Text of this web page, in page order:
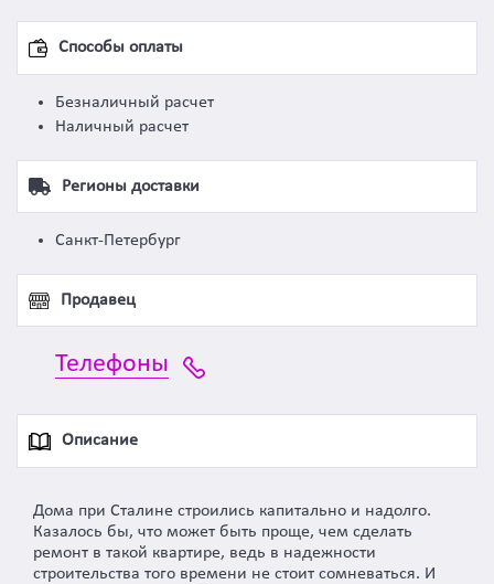
Способы оплаты
Безналичный расчет
Наличный расчет
Регионы доставки
Санкт-Петербург
Продавец
Телефоны
Описание
Дома при Сталине строились капитально и надолго.
Казалось бы, что может быть проще, чем сделать
ремонт в такой квартире, ведь в надежности
строительства того времени не стоит сомневаться. И